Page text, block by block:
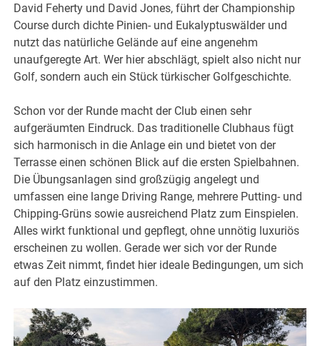
David Feherty und David Jones, führt der Championship
Course durch dichte Pinien- und Eukalyptuswälder und
nutzt das natürliche Gelände auf eine angenehm
unaufgeregte Art. Wer hier abschlägt, spielt also nicht nur
Golf, sondern auch ein Stück türkischer Golfgeschichte.
Schon vor der Runde macht der Club einen sehr
aufgeräumten Eindruck. Das traditionelle Clubhaus fügt
sich harmonisch in die Anlage ein und bietet von der
Terrasse einen schönen Blick auf die ersten Spielbahnen.
Die Übungsanlagen sind großzügig angelegt und
umfassen eine lange Driving Range, mehrere Putting- und
Chipping-Grüns sowie ausreichend Platz zum Einspielen.
Alles wirkt funktional und gepflegt, ohne unnötig luxuriös
erscheinen zu wollen. Gerade wer sich vor der Runde
etwas Zeit nimmt, findet hier ideale Bedingungen, um sich
auf den Platz einzustimmen.